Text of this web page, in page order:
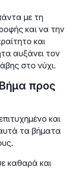
με τη
και να την
και
αυξάνει τον
στο νύχι.
προς
και
τα βήματα
καθαρά και